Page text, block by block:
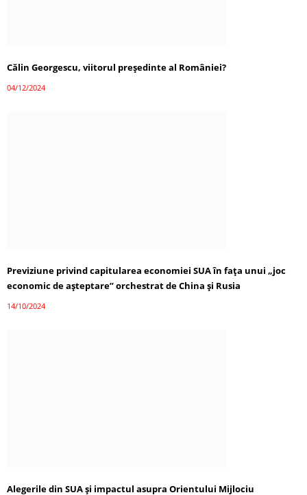
Călin Georgescu, viitorul președinte al României?
04/12/2024
Previziune privind capitularea economiei SUA în fața unui „joc
economic de așteptare” orchestrat de China și Rusia
14/10/2024
Alegerile din SUA și impactul asupra Orientului Mijlociu